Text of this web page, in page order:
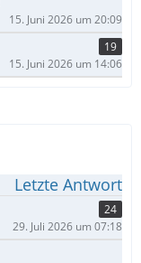
15. Juni 2026 um 20:09
19
15. Juni 2026 um 14:06
Letzte Antwort
24
29. Juli 2026 um 07:18